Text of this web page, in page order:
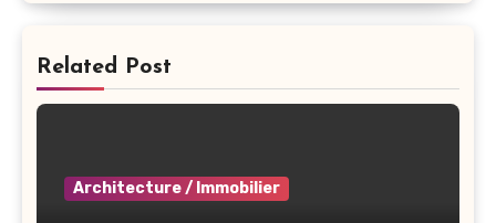
Related Post
Architecture / Immobilier